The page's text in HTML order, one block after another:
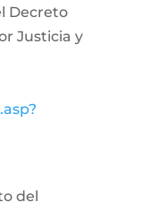
Decreto
Justicia y
del